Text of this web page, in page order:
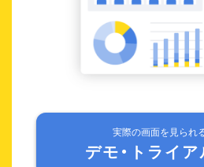
実際の画面を見られ
デモ・トライ